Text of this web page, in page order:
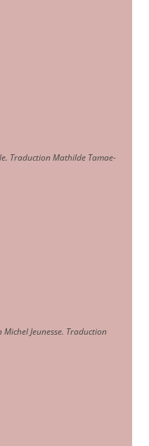
Traduction Mathilde Tamae-
Jeunesse. Traduction